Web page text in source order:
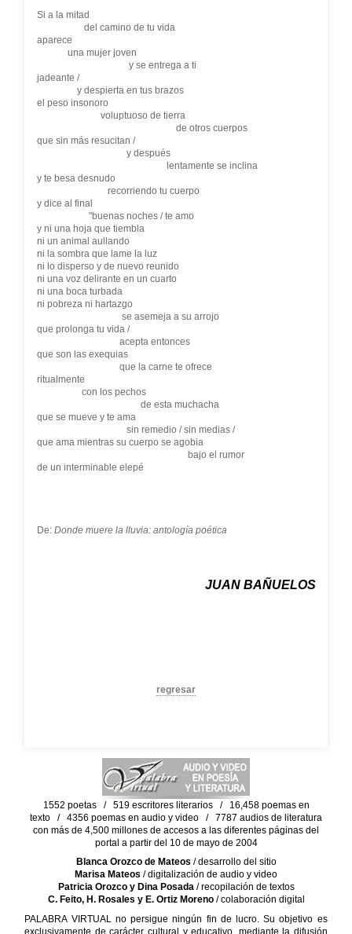
Si a la mitad
del camino de tu vida
aparece
una mujer joven
y se entrega a ti
jadeante /
y despierta en tus brazos
el peso insonoro
voluptuoso de tierra
de otros cuerpos
que sin más resucitan /
y después
lentamente se inclina
y te besa desnudo
recorriendo tu cuerpo
y dice al final
"buenas noches / te amo
y ni una hoja que tiembla
ni un animal aullando
ni la sombra que lame la luz
ni lo disperso y de nuevo reunido
ni una voz delirante en un cuarto
ni una boca turbada
ni pobreza ni hartazgo
se asemeja a su arrojo
que prolonga tu vida /
acepta entonces
que son las exequias
que la carne te ofrece
ritualmente
con los pechos
de esta muchacha
que se mueve y te ama
sin remedio / sin medias /
que ama mientras su cuerpo se agobia
bajo el rumor
de un interminable elepé
De: Donde muere la lluvia: antología poética
JUAN BAÑUELOS
regresar
1552 poetas / 519 escritores literarios / 16,458 poemas en
texto / 4356 poemas en audio y video / 7787 audios de literatura
con más de 4,500 millones de accesos a las diferentes páginas del
portal a partir del 10 de mayo de 2004
Blanca Orozco de Mateos / desarrollo del sitio
Marisa Mateos / digitalización de audio y video
Patricia Orozco y Dina Posada/ recopilación de textos
C. Feito, H. Rosales y E. Ortiz Moreno/ colaboración digital
PALABRA VIRTUAL no persigue ningún fin de lucro. Su objetivo es
exclusivamente de carácter cultural y educativo, mediante la difusión